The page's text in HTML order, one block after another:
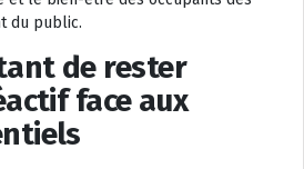
du public.
de rester
face aux